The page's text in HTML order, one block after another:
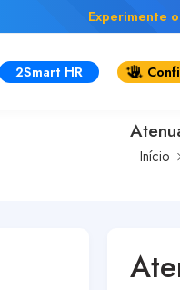
Experimente
2Smart HR
Início